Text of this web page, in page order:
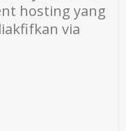
hosting yang
via